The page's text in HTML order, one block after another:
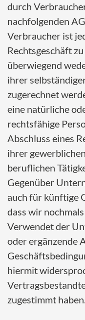
durch
nachfolgenden
Verbraucher ist
Rechtsgeschäft
überwiegend
ihrer
zugerechnet
eine natürliche
rechtsfähige
Abschluss eines
ihrer
beruflichen
Gegenüber
auch für künftige
dass wir
Verwendet der
oder ergänzende
hiermit
zugestimmt